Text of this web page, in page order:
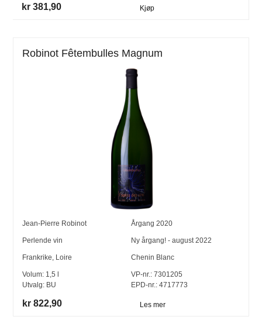
kr 381,90 Kjøp
Robinot Fêtembulles Magnum
Jean-Pierre Robinot Årgang 2020
Perlende vin Ny årgang! - august 2022
Frankrike Loire Chenin Blanc
Volum: 1,5 l
Utvalg: BU
VP-nr.: 7301205
EPD-nr.: 4717773
kr 822,90 Les mer